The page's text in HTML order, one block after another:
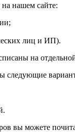
нашем сайте:
лиц и ИП).
на
следующие
вы можете